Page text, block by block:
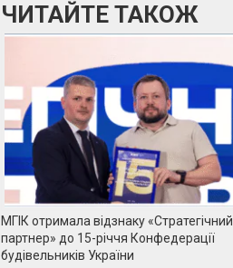
ЧИТАЙТЕ ТАКОЖ
МГІК отримала відзнаку «Стратегічний
партнер» до 15-річчя Конфедерації
будівельників України